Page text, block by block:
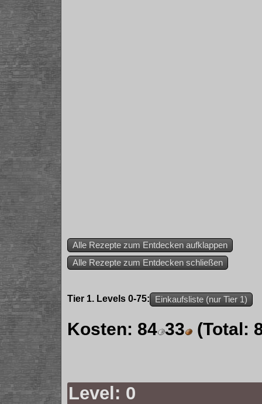
Alle Rezepte zum Entdecken aufklappen
Alle Rezepte zum Entdecken schließen
Tier 1. Levels 0-75: Einkaufsliste (nur Tier 1)
Kosten: 84 33 (Total:
Level: 0